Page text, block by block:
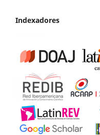
Indexadores